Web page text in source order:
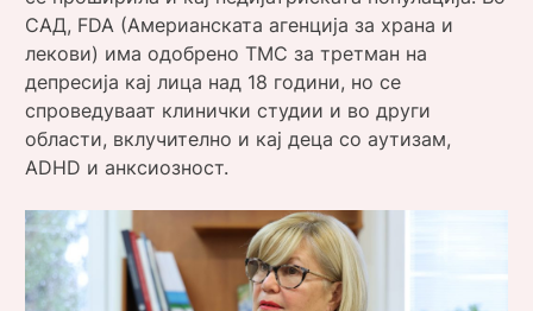
САД, FDA (Америанската агенција за храна и
лекови) има одобрено ТМС за третман на
депресија кај лица над 18 години, но се
спроведуваат клинички студии и во други
области, вклучително и кај деца со аутизам,
ADHD и анксиозност.